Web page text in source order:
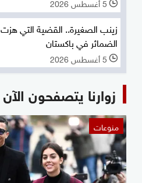
l 5 أغسطس 2026
زينب الصغيرة.. القضية التي هزت
الضمائر في باكستان
l 5 أغسطس 2026
زوارنا يتصفحون الآن
منوعات